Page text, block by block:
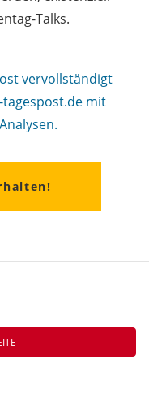
Talks.
vervollständigt
mit